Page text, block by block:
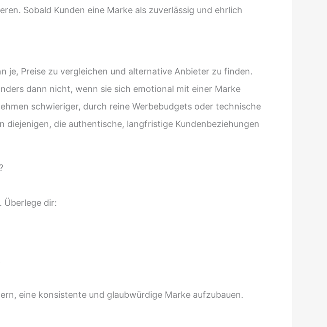
Sobald Kunden eine Marke als zuverlässig und ehrlich
je, Preise zu vergleichen und alternative Anbieter zu finden.
dann nicht, wenn sie sich emotional mit einer Marke
schwieriger, durch reine Werbebudgets oder technische
die authentische, langfristige Kundenbeziehungen
dir:
eine konsistente und glaubwürdige Marke aufzubauen.